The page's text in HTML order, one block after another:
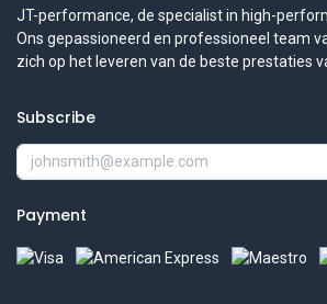
JT-performance, de specialist in high-
Ons gepassioneerd en professioneel team
zich op het leveren van de beste prestaties
Subscribe
Payment